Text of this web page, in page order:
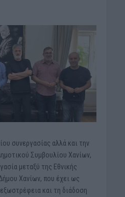
συνεργασίας αλλά και την
Συμβουλίου Χανίων,
μεταξύ της Εθνικής
Χανίων, που έχει ως
και τη διάδοση